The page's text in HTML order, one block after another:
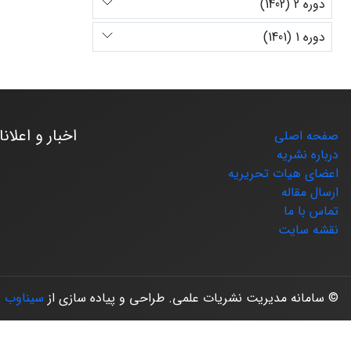
دوره 2 (1402)
دوره 1 (1401)
صفحه اصلی
درباره نشریه
اعضای هیات تحریریه
ارسال مقاله
تماس با ما
نقشه سایت
اخبار و
© سامانه مدیریت نشریات علمی. طراحی و پیاده سازی از سیناوب